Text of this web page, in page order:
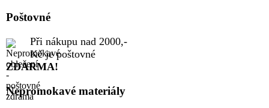
Poštovné
Při nákupu nad 2000,-
Kč je poštovné
ZDARMA!
Nepromokavé materiály